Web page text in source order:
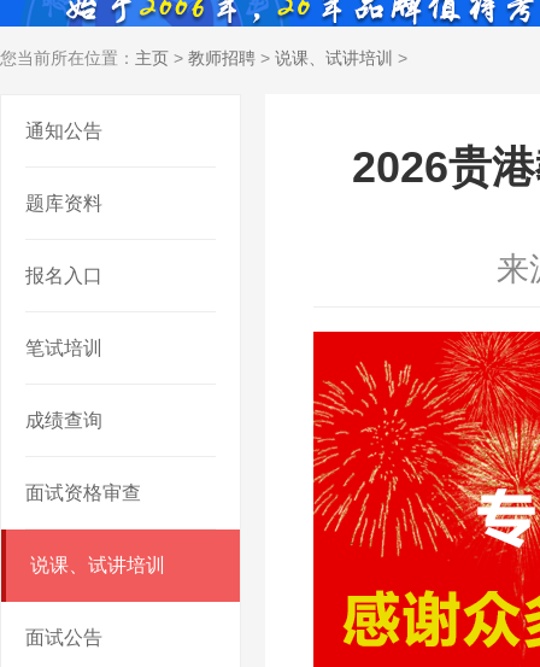
您当前所在位置： 主页 > 教师招聘 > 说课、试讲培训 >
通知公告
题库资料
报名入口
笔试培训
成绩查询
面试资格审查
说课、试讲培训
面试公告
2026贵
来